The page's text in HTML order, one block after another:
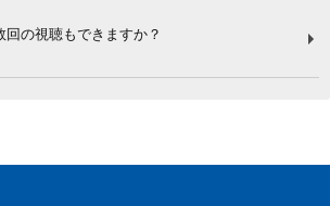
の視聴もできますか？